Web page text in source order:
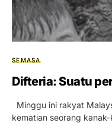
SEMASA
Difteria: Suatu
Minggu ini rakyat
kematian seorang